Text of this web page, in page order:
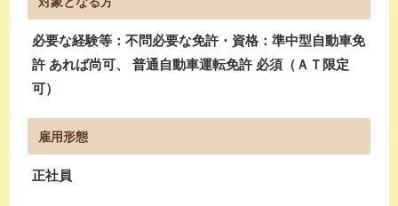
必要な経験等：不問必要な免許・資格：準中型自動車免
許 あれば尚可、 普通自動車運転免許 必須（ＡＴ限定
可）
雇用形態
正社員